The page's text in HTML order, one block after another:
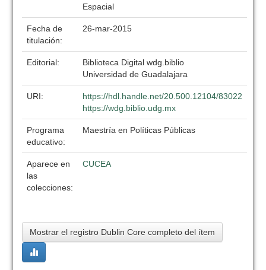
Espacial
Fecha de
titulación:
26-mar-2015
Editorial:
Biblioteca Digital wdg.biblio
Universidad de Guadalajara
URI:
https://hdl.handle.net/20.500.12104/83022
https://wdg.biblio.udg.mx
Programa
educativo:
Maestría en Políticas Públicas
Aparece en
las
colecciones:
CUCEA
Mostrar el registro Dublin Core completo del ítem